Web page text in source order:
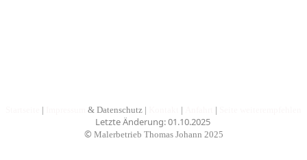
| & Datenschutz | | |
Letzte Änderung: 01.10.2025
© Malerbetrieb Thomas Johann 2025